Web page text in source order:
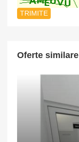
Oferte similare